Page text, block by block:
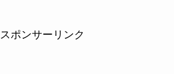
スポンサーリンク